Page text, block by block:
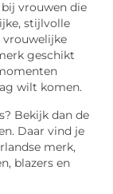
bij vrouwen die
stijlvolle
geschikt
wilt komen.
Bekijk dan de
Daar vind je
merk,
blazers en